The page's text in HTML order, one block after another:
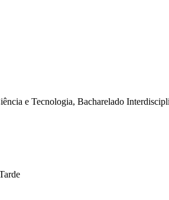
e Tecnologia, Bacharelado